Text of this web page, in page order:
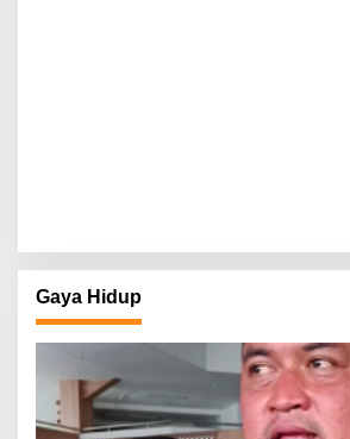
Gaya Hidup